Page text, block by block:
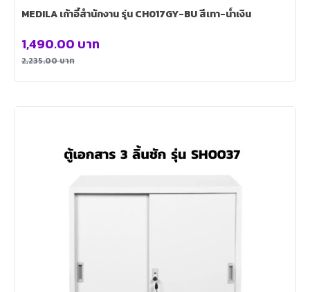
MEDILA เก้าอี้สำนักงาน รุ่น CH017GY-BU สีเทา-น้ำเงิน
2,235.00บาท
1,490.00 บาท